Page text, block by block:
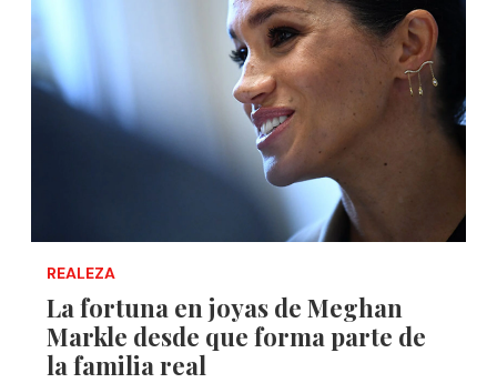
REALEZA
La fortuna en joyas de Meghan
Markle desde que forma parte de
la familia real